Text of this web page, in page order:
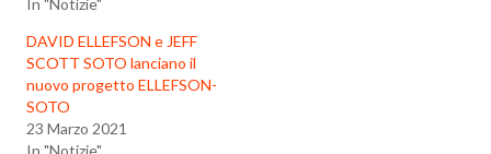
In "Notizie"
DAVID ELLEFSON e JEFF
SCOTT SOTO lanciano il
nuovo progetto ELLEFSON-
SOTO
23 Marzo 2021